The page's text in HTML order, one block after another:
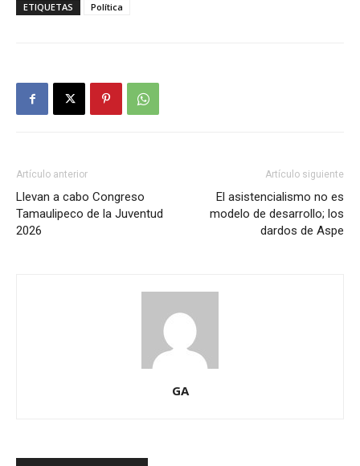
ETIQUETAS Política
Artículo anterior
Llevan a cabo Congreso
Tamaulipeco de la Juventud
2026
Artículo siguiente
El asistencialismo no es
modelo de desarrollo; los
dardos de Aspe
GA